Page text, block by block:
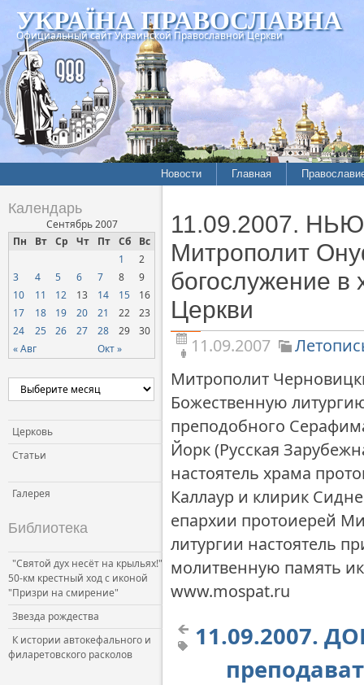
УКРАЇНА ПРАВОСЛАВНА
Официальный сайт Украинской Православной Церкви
Новости
Межконфессиональные
отношения
Нарушения прав
верующих
Официальная хроника
Расколы, ереси, секты
СОЦИАЛЬНОЕ
СЛУЖЕНИЕ
Церковь и власть
Церковь и общество
Церковь и СМИ
Главная
История
Календарь
Сентябрь 2007
Пн
Вт Ср Чт Пт Сб Вс
« Авг Окт »
1
2
3
4 5 6 7 8
9
10
11 12 13 14 15
16
17
18 19 20 21 22
23
24
25 26 27 28 29 30
Церковь
Статьи
Галерея
Библиотека
"Святой дух несёт на крыльях!"
50-км крестный ход с иконой
"Призри на смирение"
Звезда рождества
К истории автокефального и
филаретовского расколов
11.09.2007.
Митрополит
богослужение в
Церкви
11.09.2007
Митрополит
Божественную
преподобного
Йорк (Русская
настоятель храма
Каллаур и клирик
епархии протоиерей
литургии настоятель
молитвенную память
www.mospat.ru
11.09.2007.